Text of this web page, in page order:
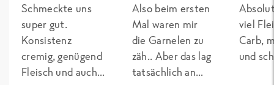
Schmeckte uns
super gut.
Konsistenz
cremig, genügend
Fleisch und auch
Also beim ersten
Mal waren mir
die Garnelen zu
zäh.. Aber das lag
tatsächlich an
viel
Carb,
und